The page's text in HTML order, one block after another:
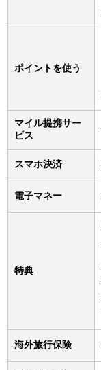
ポイントを使う
マイル提携サー
ビス
スマホ決済
電子マネー
特典
海外旅行保険